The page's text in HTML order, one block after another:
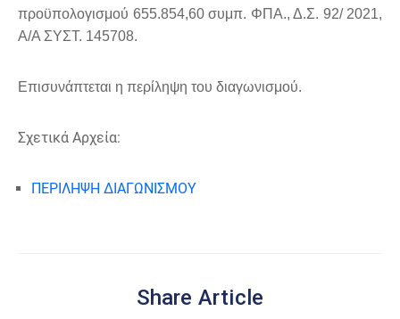
προϋπολογισμού 655.854,60 συμπ. ΦΠΑ., Δ.Σ. 92/ 2021,
Α/Α ΣΥΣΤ. 145708.
Επισυνάπτεται η περίληψη του διαγωνισμού.
Σχετικά Αρχεία:
ΠΕΡΙΛΗΨΗ ΔΙΑΓΩΝΙΣΜΟΥ
Share Article